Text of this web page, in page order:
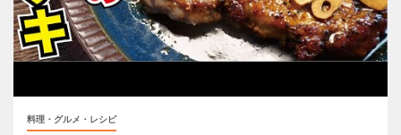
料理・グルメ・レシピ